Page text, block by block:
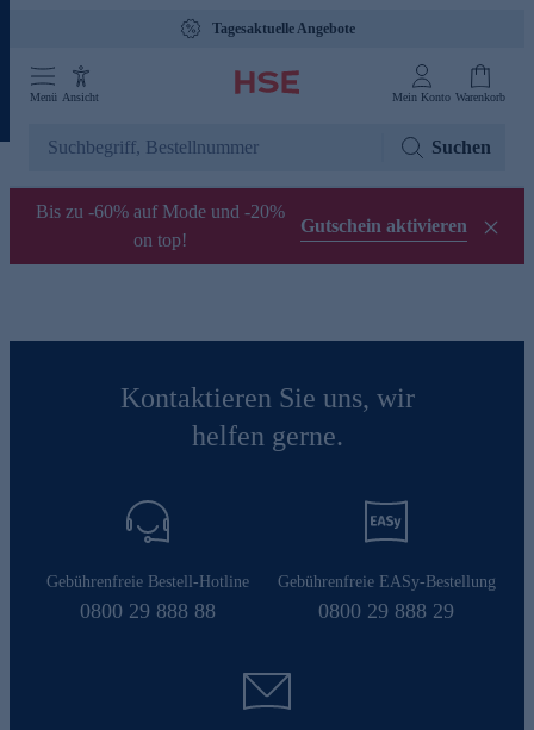
Tagesaktuelle Angebote
Menü Ansicht Mein Konto Warenkorb
Suchen
Bis zu -60% auf Mode und -20%
on top!
Gutschein aktivieren
Kontaktieren Sie uns, wir
helfen gerne.
Gebührenfreie Bestell-Hotline
0800 29 888 88
Gebührenfreie EASy-Bestellung
0800 29 888 29